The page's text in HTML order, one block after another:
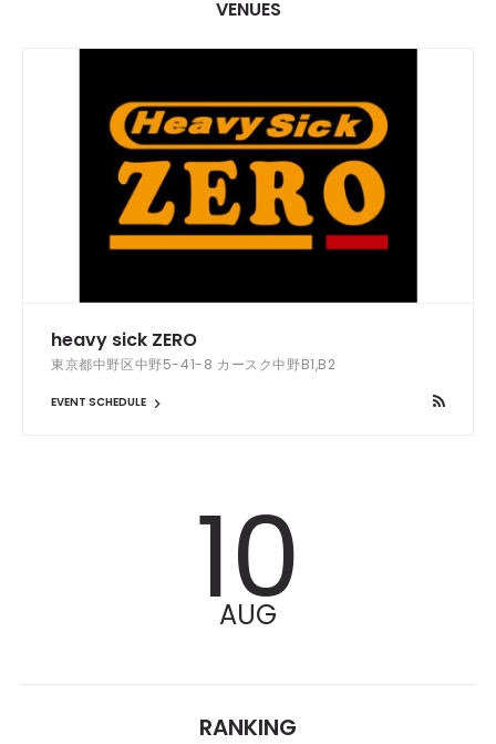
VENUES
heavy sick ZERO
東京都中野区中野5-41-8 カースク中野B1,B2
EVENT SCHEDULE
10
AUG
RANKING